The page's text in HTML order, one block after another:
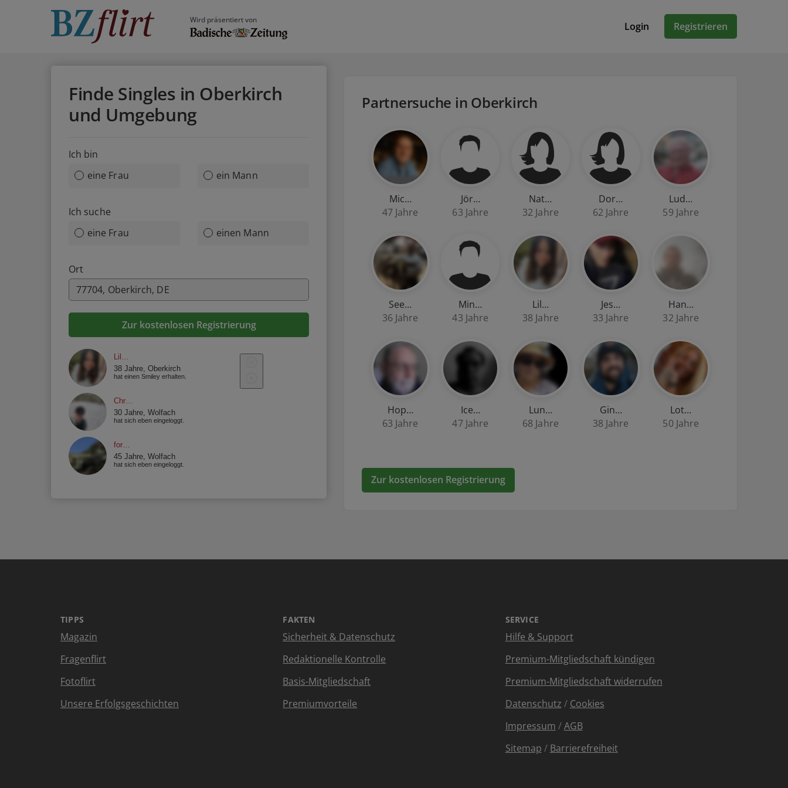
Wird präsentiert von
Login Registrieren
Finde Singles in Oberkirch
und Umgebung
Ich bin
eine Frau
ein Mann
Ich suche
eine Frau
einen Mann
Ort
Zur kostenlosen Registrierung
Partnersuche in Oberkirch
Mic…
47 Jahre
Jör…
63 Jahre
Nat…
32 Jahre
Dor…
62 Jahre
Lud…
59 Jahre
See…
36 Jahre
Min…
43 Jahre
Lil…
38 Jahre
Jes…
33 Jahre
Han…
32 Jahre
Hop…
63 Jahre
Ice…
47 Jahre
Lun…
68 Jahre
Gin…
38 Jahre
Lot…
50 Jahre
Zur kostenlosen Registrierung
TIPPS
Magazin
Fragenflirt
Fotoflirt
Unsere Erfolgsgeschichten
FAKTEN
Sicherheit & Datenschutz
Redaktionelle Kontrolle
Basis-Mitgliedschaft
Premiumvorteile
SERVICE
Hilfe & Support
Premium-Mitgliedschaft kündigen
Premium-Mitgliedschaft widerrufen
Datenschutz / Cookies
Impressum /AGB
Sitemap / Barrierefreiheit